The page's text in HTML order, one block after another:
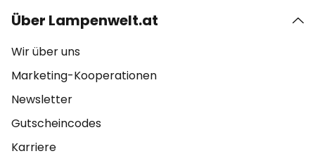
Über Lampenwelt.at
Wir über uns
Marketing-Kooperationen
Newsletter
Gutscheincodes
Karriere